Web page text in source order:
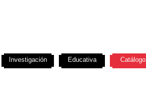
Investigación Educativa Catálogo